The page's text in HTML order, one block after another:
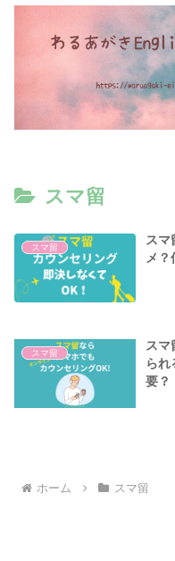
スマ留
スマ留
スマ
メ
スマ留
スマ
られ
要？
ホーム スマ留